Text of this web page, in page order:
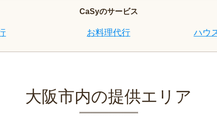
CaSyのサービス
お料理代行 ハウ
大阪市内の提供エリア